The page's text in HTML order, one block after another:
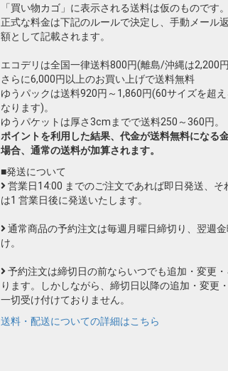
「買い物カゴ」に表示される送料は仮のものです。
正式な料金は下記のルールで決定し、手動メール
額として記載されます。
エコデリは全国一律送料800円(離島/沖縄は2,200円
さらに6,000円以上のお買い上げで送料無料
ゆうパックは送料920円～1,860円(60サイズを超
なります)。
ゆうパケットは厚さ3cmまでで送料250～360円。
ポイントを利用した結果、代金が送料無料になる
場合、通常の送料が加算されます。
■発送について
営業日14:00 までのご注文であれば即日発送、そ
は1 営業日後に発送いたします。
通常商品の予約注文は毎週月曜日締切り、翌週
け。
予約注文は締切日の前ならいつでも追加・変更
ります。しかしながら、締切日以降の追加・変更
一切受け付けておりません。
送料・配送についての詳細はこちら